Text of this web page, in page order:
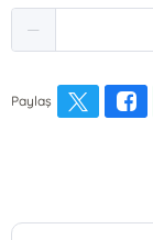
Paylaş